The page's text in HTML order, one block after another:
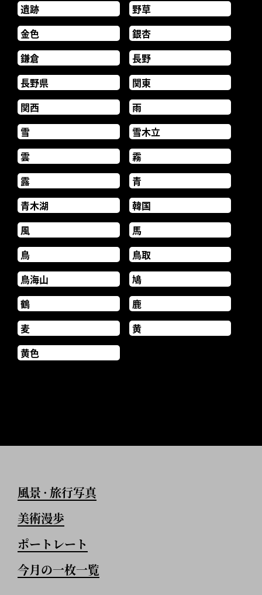
遺跡
野草
金色
銀杏
鎌倉
長野
長野県
関東
関西
雨
雪
雪木立
雲
霧
露
青
青木湖
韓国
風
馬
鳥
鳥取
鳥海山
鳩
鶴
鹿
麦
黄
黄色
風景 • 旅行写真
美術漫歩
ポートレート
今月の一枚一覧